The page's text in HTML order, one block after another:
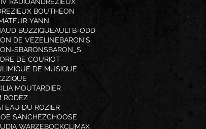
BOUTHEON
YANN
BUZZIQUEAULTB-ODD
DE VEZELINEBARON'S
SBARONSBARON_S
DE COURIOT
DE MUSIQUE
MOUTARDIER
RODEZ
DU ROZIER
SANCHEZCHOOSE
WARZEBOCKCLIMAX